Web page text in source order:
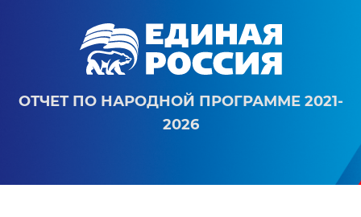
ОТЧЕТ ПО НАРОДНОЙ ПРОГРАММЕ 2021-
2026